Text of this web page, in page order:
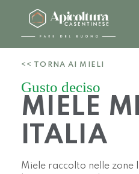
<< TORNA AI MIELI
Gusto deciso
MIELE
ITALIA
Miele raccolto nelle zone